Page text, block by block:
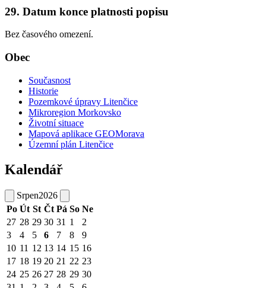
29. Datum konce platnosti popisu
Bez časového omezení.
Obec
Současnost
Historie
Pozemkové úpravy Litenčice
Mikroregion Morkovsko
Životní situace
Mapová aplikace GEOMorava
Územní plán Litenčice
Kalendář
Srpen2026
Po Út St Čt Pá So Ne
27 28 29 30 31 1
2
3
4 5 6 7 8
9
10 11 12 13 14 15 16
17 18 19 20 21 22 23
24 25 26 27 28 29 30